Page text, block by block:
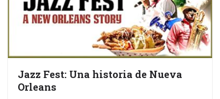
Jazz Fest: Una historia de Nueva
Orleans